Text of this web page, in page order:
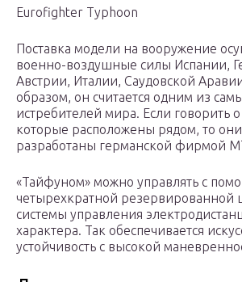
Eurofighter Typhoon
Поставка модели на вооружение
военно-воздушные силы Испании,
Австрии, Италии, Саудовской
образом, он считается одним из
истребителей мира. Если говорить о
которые расположены рядом, то
разработаны германской фирмой
«Тайфуном» можно управлять с
четырехкратной резервированной
системы управления
характера. Так обеспечивается
устойчивость с высокой